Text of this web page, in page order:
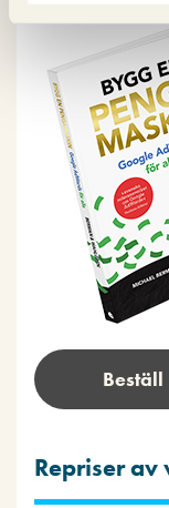
Beställ
Repriser